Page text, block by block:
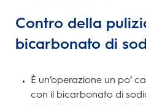
Contro della
bicarbonato di
È un’operazione un po’
con il bicarbonato di